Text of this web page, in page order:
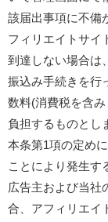
該届出事項に不備
フィリエイトサイ
到達しない場合は
振込み手続きを行
数料(消費税を含
負担するものとし
本条第1項の定め
ことにより発生す
広告主および当社
合、アフィリエイ